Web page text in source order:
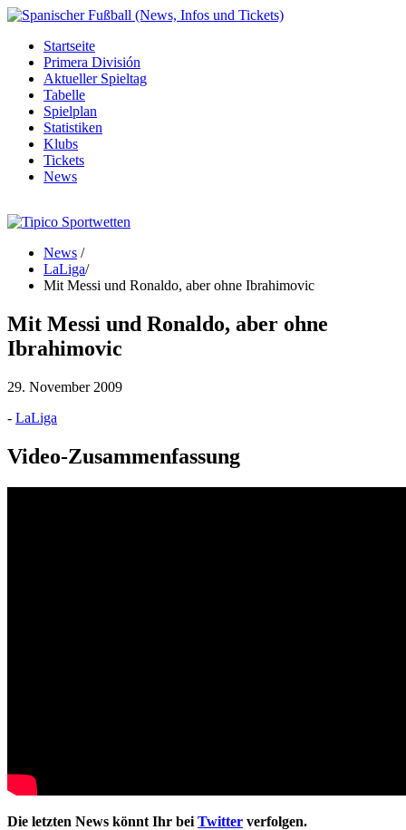
Startseite
Primera División
Aktueller Spieltag
Tabelle
Spielplan
Statistiken
Klubs
Tickets
News
News /
LaLiga/
Mit Messi und Ronaldo, aber ohne Ibrahimovic
Mit Messi und Ronaldo, aber ohne
Ibrahimovic
29. November 2009
- LaLiga
Video-Zusammenfassung
Die letzten News könnt Ihr bei Twitter verfolgen.